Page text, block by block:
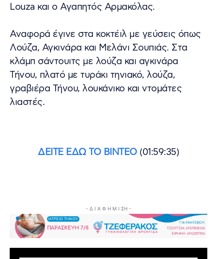
Louza και ο Αγαπητός Αρμακόλας.
Αναφορά έγινε στα κοκτέιλ με γεύσεις όπως
Λούζα, Αγκινάρα και Μελάνι Σουπιάς. Στα
κλάμπ σάντουιτς με λούζα και αγκινάρα
Τήνου, πλατό με τυράκι τηνιακό, λούζα,
γραβιέρα Τήνου, λουκάνικο και ντομάτες
λιαστές.
ΔΕΙΤΕ ΕΔΩ ΤΟ ΒΙΝΤΕΟ (01:59:35)
- Δ Ι Α Φ Η Μ Ι ΣΗ -